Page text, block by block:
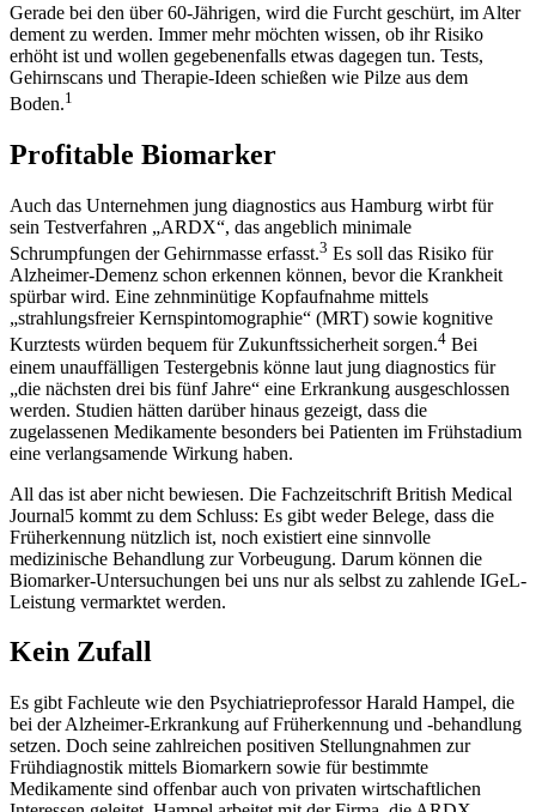
Gerade bei den über 60-Jährigen, wird die Furcht geschürt, im Alter
dement zu werden. Immer mehr möchten wissen, ob ihr Risiko
erhöht ist und wollen gegebenenfalls etwas dagegen tun. Tests,
Gehirnscans und Therapie-Ideen schießen wie Pilze aus dem
Boden.1
Profitable Biomarker
Auch das Unternehmen jung diagnostics aus Hamburg wirbt für
sein Testverfahren „ARDX“, das angeblich minimale
Schrumpfungen der Gehirnmasse erfasst.3 Es soll das Risiko für
Alzheimer-Demenz schon erkennen können, bevor die Krankheit
spürbar wird. Eine zehnminütige Kopfaufnahme mittels
„strahlungsfreier Kernspintomographie“ (MRT) sowie kognitive
Kurztests würden bequem für Zukunftssicherheit sorgen.4 Bei
einem unauffälligen Testergebnis könne laut jung diagnostics für
„die nächsten drei bis fünf Jahre“ eine Erkrankung ausgeschlossen
werden. Studien hätten darüber hinaus gezeigt, dass die
zugelassenen Medikamente besonders bei Patienten im Frühstadium
eine verlangsamende Wirkung haben.
All das ist aber nicht bewiesen. Die Fachzeitschrift British Medical
Journal5 kommt zu dem Schluss: Es gibt weder Belege, dass die
Früherkennung nützlich ist, noch existiert eine sinnvolle
medizinische Behandlung zur Vorbeugung. Darum können die
Biomarker-Untersuchungen bei uns nur als selbst zu zahlende IGeL-
Leistung vermarktet werden.
Kein Zufall
Es gibt Fachleute wie den Psychiatrieprofessor Harald Hampel, die
bei der Alzheimer-Erkrankung auf Früherkennung und -behandlung
setzen. Doch seine zahlreichen positiven Stellungnahmen zur
Frühdiagnostik mittels Biomarkern sowie für bestimmte
Medikamente sind offenbar auch von privaten wirtschaftlichen